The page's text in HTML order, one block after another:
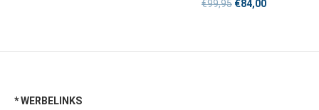
€99,95 €84,00
* WERBELINKS